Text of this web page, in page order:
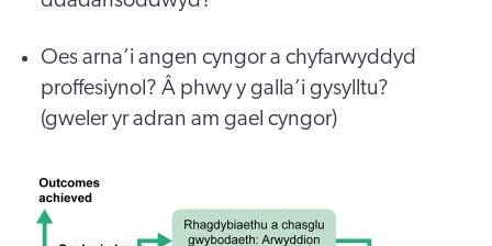
Oes arna’i angen cyngor a chyfarwyddyd
proffesiynol? Â phwy y galla’i gysylltu?
(gweler yr adran am gael cyngor)